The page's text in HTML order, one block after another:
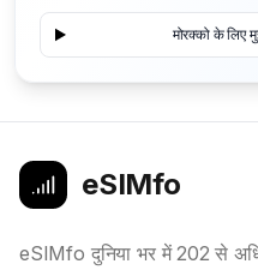
मोरक्को के लिए
eSIMfo
eSIMfo दुनिया भर में 202 से